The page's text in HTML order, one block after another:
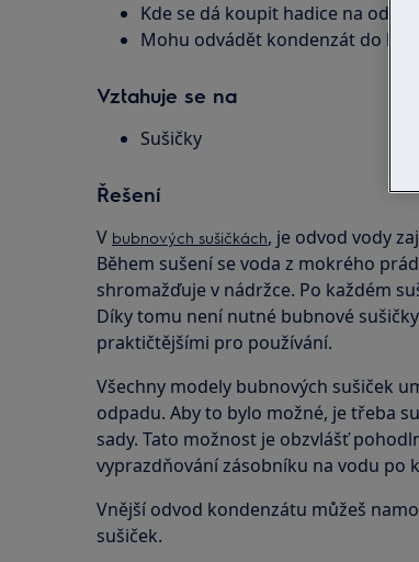
Kde se dá koupit hadice na
Mohu odvádět kondenzát do
Vztahuje se na
Sušičky
Řešení
V bubnových sušičkách, je odvod vody
Během sušení se voda z mokrého
shromažďuje v nádržce. Po každém
Díky tomu není nutné bubnové
praktičtějšími pro používání.
Všechny modely bubnových sušiček
odpadu. Aby to bylo možné, je třeba
sady. Tato možnost je obzvlášť
vyprazdňování zásobníku na vodu po
Vnější odvod kondenzátu můžeš
sušiček.